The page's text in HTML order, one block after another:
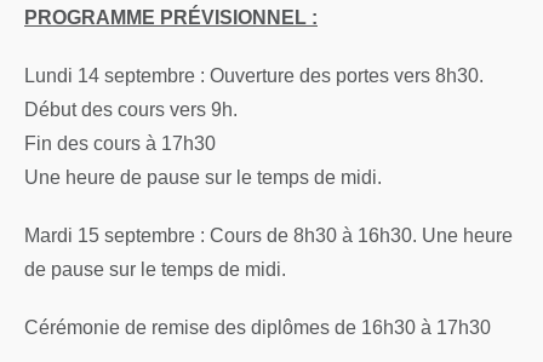
PROGRAMME PRÉVISIONNEL :
Lundi 14 septembre : Ouverture des portes vers 8h30.
Début des cours vers 9h.
Fin des cours à 17h30
Une heure de pause sur le temps de midi.
Mardi 15 septembre : Cours de 8h30 à 16h30. Une heure
de pause sur le temps de midi.
Cérémonie de remise des diplômes de 16h30 à 17h30